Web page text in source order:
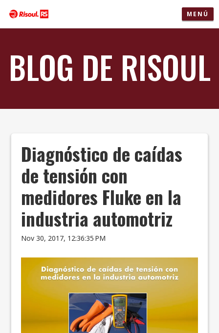
MENÚ
BLOG DE RISOUL
Diagnóstico de caídas
de tensión con
medidores Fluke en la
industria automotriz
Nov 30, 2017, 12:36:35 PM